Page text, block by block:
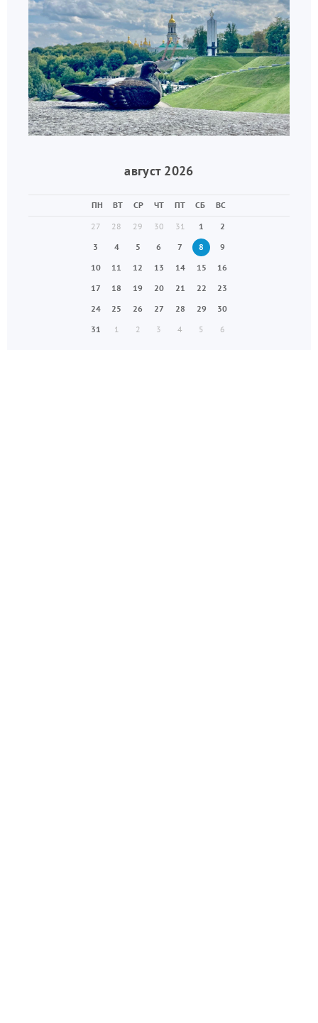
август 2026
ПН ВТ СР ЧТ ПТ СБ
ВС
27
28 29 30 31 1
2
3
4 5 6 7 8
9
10
11 12 13 14 15
16
17
18 19 20 21 22
23
24
25 26 27 28 29
30
31
1 2 3 4 5 6